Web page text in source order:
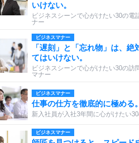
いけない。
ビジネスシーンで心がけたい30の電
ナー
ビジネスマナー
「遅刻」と「忘れ物」は、絶
てはいけない。
ビジネスシーンで心がけたい30の訪
マナー
ビジネスマナー
仕事の仕方を徹底的に極める。
新入社員が入社3年間に心がけたい30
ビジネスマナー